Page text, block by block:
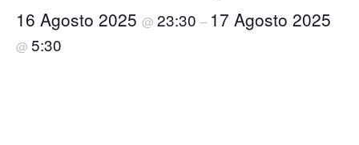
16 Agosto 2025 @ 23:30 – 17 Agosto 2025
@ 5:30